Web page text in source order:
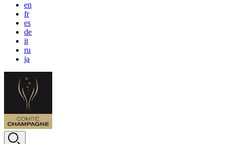
en
fr
es
de
it
ru
ja